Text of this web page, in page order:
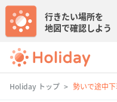
行きたい場所を
地図で確認しよう
Holiday トップ 勢いで途中下